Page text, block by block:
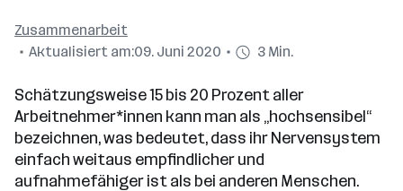
Zusammenarbeit
Aktualisiert am:09. Juni 2020 3 Min.
Schätzungsweise 15 bis 20 Prozent aller
Arbeitnehmer*innen kann man als „hochsensibel“
bezeichnen, was bedeutet, dass ihr Nervensystem
einfach weitaus empfindlicher und
aufnahmefähiger ist als bei anderen Menschen.